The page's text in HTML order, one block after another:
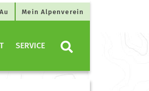
Mein Alpenverein
SERVICE